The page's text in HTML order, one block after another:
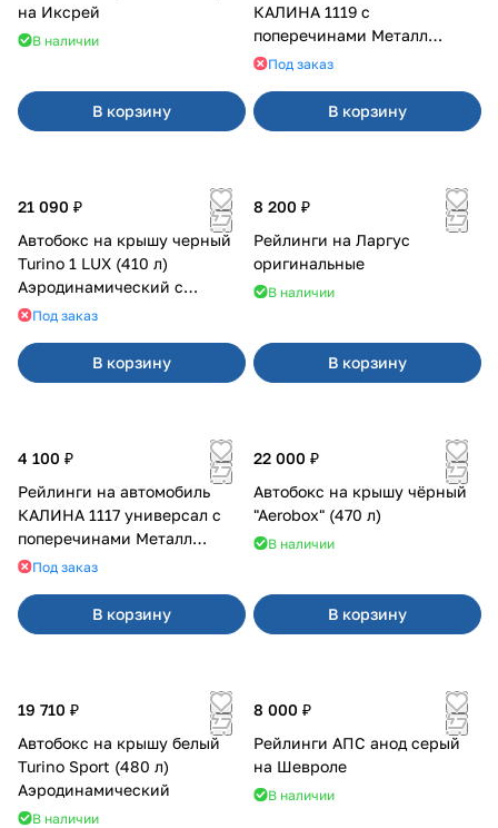
на Иксрей
В наличии
В корзину
КАЛИНА 1119 с
поперечинами Металл
Дизайн
Под заказ
В корзину
21 090 ₽
Автобокс на крышу черный
Turino 1 LUX (410 л)
Аэродинамический с
двусторонним открыванием
Под заказ
В корзину
8 200 ₽
Рейлинги на Ларгус
оригинальные
В наличии
В корзину
4 100 ₽
Рейлинги на автомобиль
КАЛИНА 1117 универсал с
поперечинами Металл
Дизайн
Под заказ
В корзину
22 000 ₽
Автобокс на крышу чёрный
"Aerobox" (470 л)
В наличии
В корзину
19 710 ₽
Автобокс на крышу белый
Turino Sport (480 л)
Аэродинамический
В наличии
8 000 ₽
Рейлинги АПС анод серый
на Шевроле
В наличии